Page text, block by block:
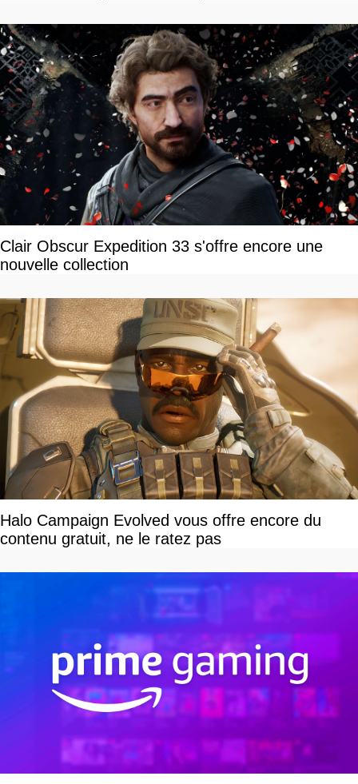
Clair Obscur Expedition 33 s'offre encore une
nouvelle collection
Halo Campaign Evolved vous offre encore du
contenu gratuit, ne le ratez pas